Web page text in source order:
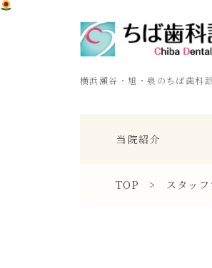
横浜瀬谷・旭・泉のちば歯科
当院紹介
TOP > スタッ